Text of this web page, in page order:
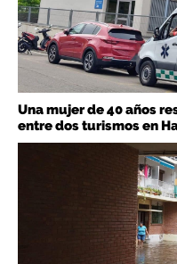
Una mujer de 40 años
entre dos turismos en